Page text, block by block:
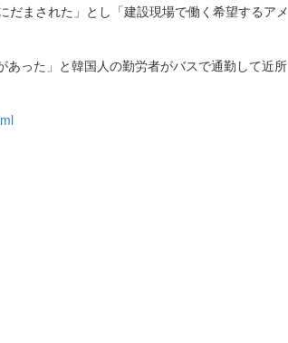
まされた」とし「建設現場で働く希望するアメ
った」と韓国人の勤労者がバスで通勤して近所